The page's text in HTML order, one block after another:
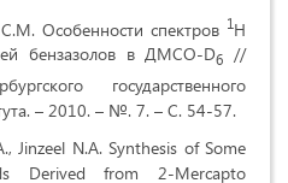
Особенности спектров 1Н
бензазолов в ДМСО-D6 //
государственного
– 2010. – №. 7. – С. 54-57.
Jinzeel N.A. Synthesis of Some
Derived from 2-Mercapto